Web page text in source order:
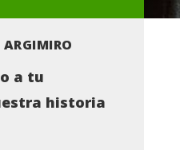
ARGIMIRO
a tu
historia